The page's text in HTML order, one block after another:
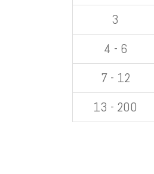
3
4 - 6
7 - 12
13 - 200